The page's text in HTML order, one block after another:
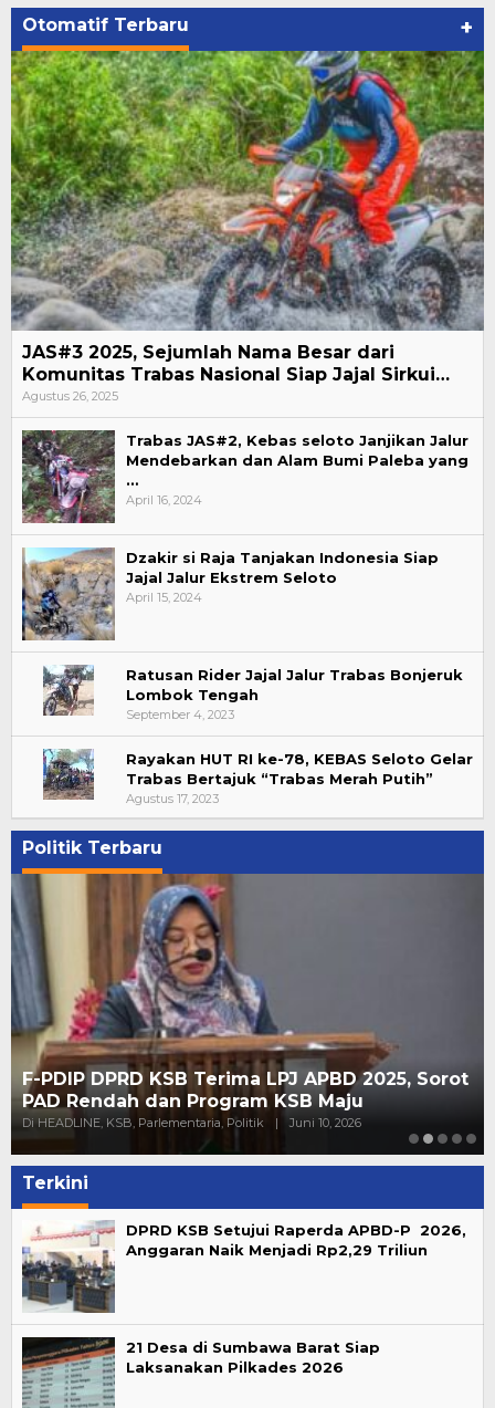
Otomatif Terbaru +
JAS#3 2025, Sejumlah Nama Besar dari
Komunitas Trabas Nasional Siap Jajal Sirkui…
Agustus 26, 2025
Trabas JAS#2, Kebas seloto Janjikan Jalur
Mendebarkan dan Alam Bumi Paleba yang
…
April 16, 2024
Dzakir si Raja Tanjakan Indonesia Siap
Jajal Jalur Ekstrem Seloto
April 15, 2024
Ratusan Rider Jajal Jalur Trabas Bonjeruk
Lombok Tengah
September 4, 2023
Rayakan HUT RI ke-78, KEBAS Seloto Gelar
Trabas Bertajuk “Trabas Merah Putih”
Agustus 17, 2023
Politik Terbaru
F-PDIP DPRD KSB Terima LPJ APBD 2025, Sorot
PAD Rendah dan Program KSB Maju
Di HEADLINE, KSB, Parlementaria, Politik | Juni 10, 2026
Terkini
DPRD KSB Setujui Raperda APBD-P 2026,
Anggaran Naik Menjadi Rp2,29 Triliun
21 Desa di Sumbawa Barat Siap
Laksanakan Pilkades 2026